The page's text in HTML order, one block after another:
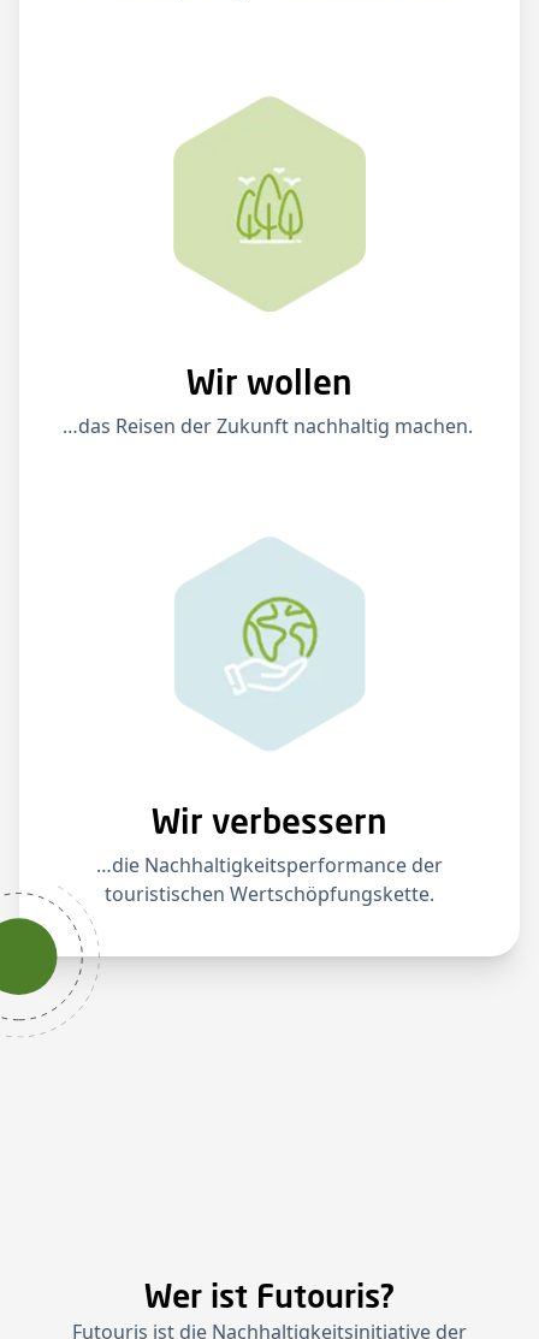
Wir wollen
…das Reisen der Zukunft nachhaltig machen.
Wir verbessern
…die Nachhaltigkeitsperformance der
touristischen Wertschöpfungskette.​
Wer ist Futouris?
Futouris ist die Nachhaltigkeitsinitiative der